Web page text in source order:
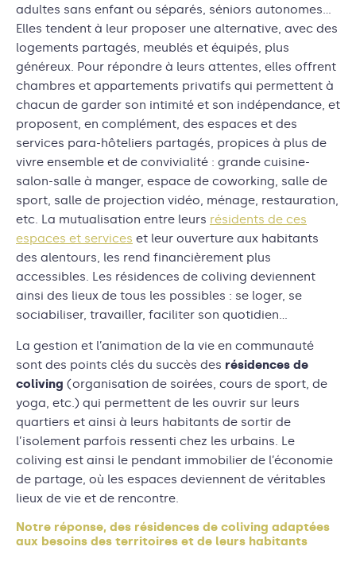
adultes sans enfant ou séparés, séniors autonomes…
Elles tendent à leur proposer une alternative, avec des
logements partagés, meublés et équipés, plus
généreux. Pour répondre à leurs attentes, elles offrent
chambres et appartements privatifs qui permettent à
chacun de garder son intimité et son indépendance, et
proposent, en complément, des espaces et des
services para-hôteliers partagés, propices à plus de
vivre ensemble et de convivialité : grande cuisine-
salon-salle à manger, espace de coworking, salle de
sport, salle de projection vidéo, ménage, restauration,
etc. La mutualisation entre leurs résidents de ces
espaces et services et leur ouverture aux habitants
des alentours, les rend financièrement plus
accessibles. Les résidences de coliving deviennent
ainsi des lieux de tous les possibles : se loger, se
sociabiliser, travailler, faciliter son quotidien…
La gestion et l’animation de la vie en communauté
sont des points clés du succès des résidences de
coliving (organisation de soirées, cours de sport, de
yoga, etc.) qui permettent de les ouvrir sur leurs
quartiers et ainsi à leurs habitants de sortir de
l’isolement parfois ressenti chez les urbains. Le
coliving est ainsi le pendant immobilier de l’économie
de partage, où les espaces deviennent de véritables
lieux de vie et de rencontre.
Notre réponse, des résidences de coliving adaptées
aux besoins des territoires et de leurs habitants